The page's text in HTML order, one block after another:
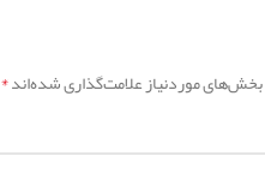
بخش‌های موردنیاز علامت‌گذاری شده‌اند*